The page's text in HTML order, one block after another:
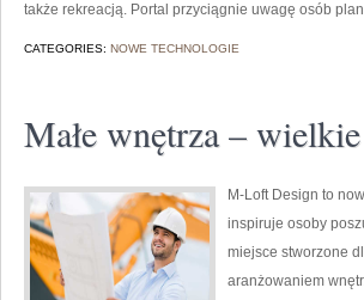
także rekreacją. Portal przyciągnie uwagę osób
CATEGORIES: NOWE TECHNOLOGIE
Małe wnętrza –
M-Loft Design to
inspiruje osoby
miejsce stworzone
aranżowaniem